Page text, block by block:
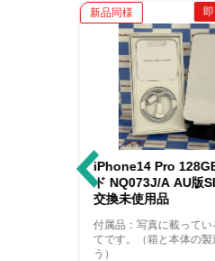
即日発送
iPhone14 Pro 128GB ゴール
ド NQ073J/A AU版SIMフリー
付属品：写真に載っているものが全
てです。（箱と本体の製造番号が違